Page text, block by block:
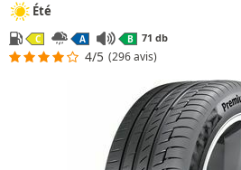
Été
C A B 71 db
4/5 (296 avis)